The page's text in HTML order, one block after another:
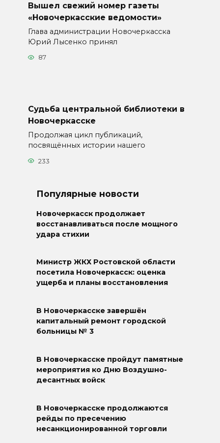
Вышел свежий номер газеты
«Новочеркасские ведомости»
Глава администрации Новочеркасска
Юрий Лысенко принял
87
Судьба центральной библиотеки в
Новочеркасске
Продолжая цикл публикаций,
посвящённых истории нашего
233
Популярные новости
Новочеркасск продолжает
восстанавливаться после мощного
удара стихии
Министр ЖКХ Ростовской области
посетила Новочеркасск: оценка
ущерба и планы восстановления
В Новочеркасске завершён
капитальный ремонт городской
больницы № 3
В Новочеркасске пройдут памятные
мероприятия ко Дню Воздушно-
десантных войск
В Новочеркасске продолжаются
рейды по пресечению
несанкционированной торговли